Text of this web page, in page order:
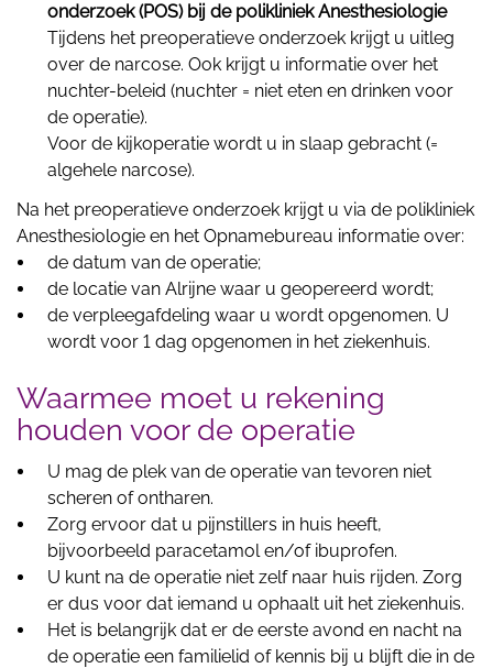
onderzoek (POS) bij de polikliniek Anesthesiologie
Tijdens het preoperatieve onderzoek krijgt u uitleg
over de narcose. Ook krijgt u informatie over het
nuchter-beleid (nuchter = niet eten en drinken voor
de operatie).
Voor de kijkoperatie wordt u in slaap gebracht (=
algehele narcose).
Na het preoperatieve onderzoek krijgt u via de polikliniek
Anesthesiologie en het Opnamebureau informatie over:
de datum van de operatie;
de locatie van Alrijne waar u geopereerd wordt;
de verpleegafdeling waar u wordt opgenomen. U
wordt voor 1 dag opgenomen in het ziekenhuis.
Waarmee moet u rekening
houden voor de operatie
U mag de plek van de operatie van tevoren niet
scheren of ontharen.
Zorg ervoor dat u pijnstillers in huis heeft,
bijvoorbeeld paracetamol en/of ibuprofen.
U kunt na de operatie niet zelf naar huis rijden. Zorg
er dus voor dat iemand u ophaalt uit het ziekenhuis.
Het is belangrijk dat er de eerste avond en nacht na
de operatie een familielid of kennis bij u blijft die in de